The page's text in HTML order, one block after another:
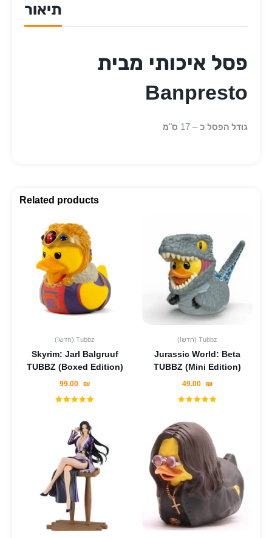
תיאור
פסל איכותי מבית
Banpresto
גודל הפסל כ – 17 ס"מ
Related products
(!חדש) Tubbz
Skyrim: Jarl Balgruuf
TUBBZ (Boxed Edition)
99.00 ₪
(!חדש) Tubbz
Jurassic World: Beta
TUBBZ (Mini Edition)
49.00 ₪